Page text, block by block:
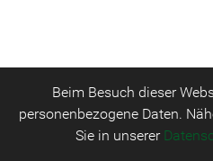
Beim Besuch dieser
personenbezogene Daten.
Sie in unserer